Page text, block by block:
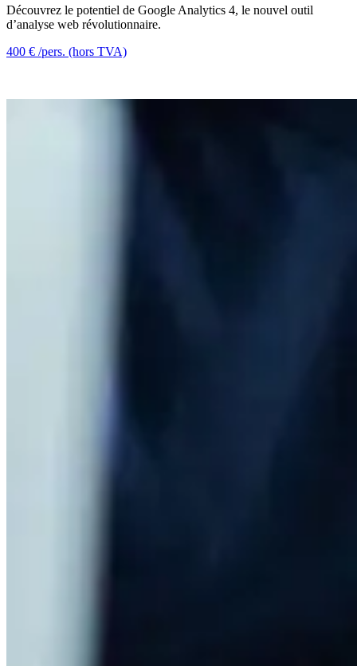
Découvrez le potentiel de Google Analytics 4, le nouvel outil
d’analyse web révolutionnaire.
400 € /pers. (hors TVA)